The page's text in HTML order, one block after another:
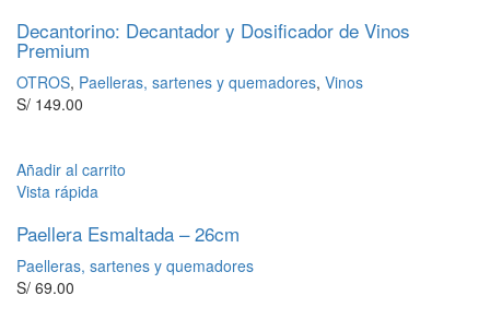
Decantorino: Decantador y Dosificador de Vinos
Premium
OTROS, Paelleras, sartenes y quemadores, Vinos
S/ 149.00
Añadir al carrito
Vista rápida
Paellera Esmaltada – 26cm
Paelleras, sartenes y quemadores
S/ 69.00